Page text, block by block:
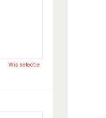
Wis selectie